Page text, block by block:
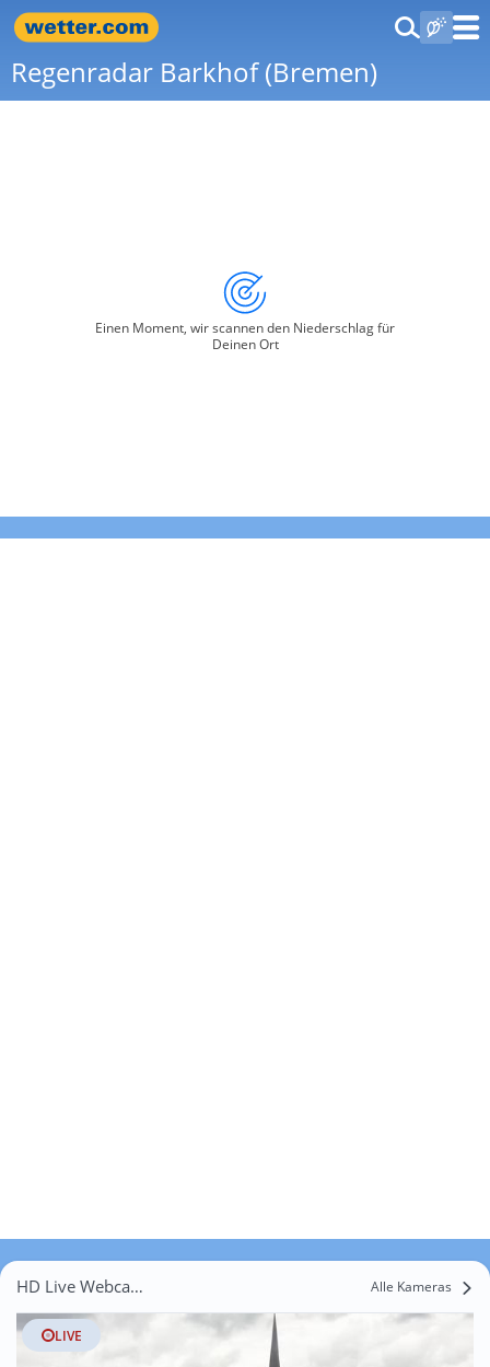
Regenradar Barkhof (Bremen)
Einen Moment, wir scannen den Niederschlag für
Deinen Ort
HD Live Webcams Barkhof Alle Kameras
LIVE